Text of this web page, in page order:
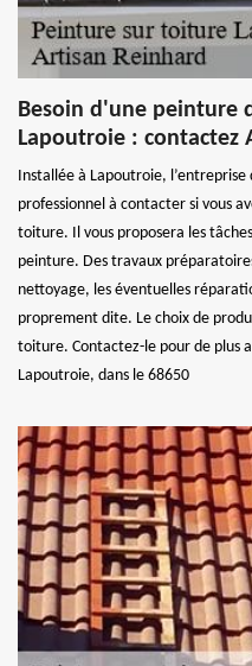
Besoin d'une peinture
Lapoutroie : contactez
Installée à Lapoutroie,
professionnel à contacter si vous
toiture. Il vous proposera les
peinture. Des travaux
nettoyage, les éventuelles
proprement dite. Le choix de
toiture. Contactez-le pour de plus
Lapoutroie, dans le 68650